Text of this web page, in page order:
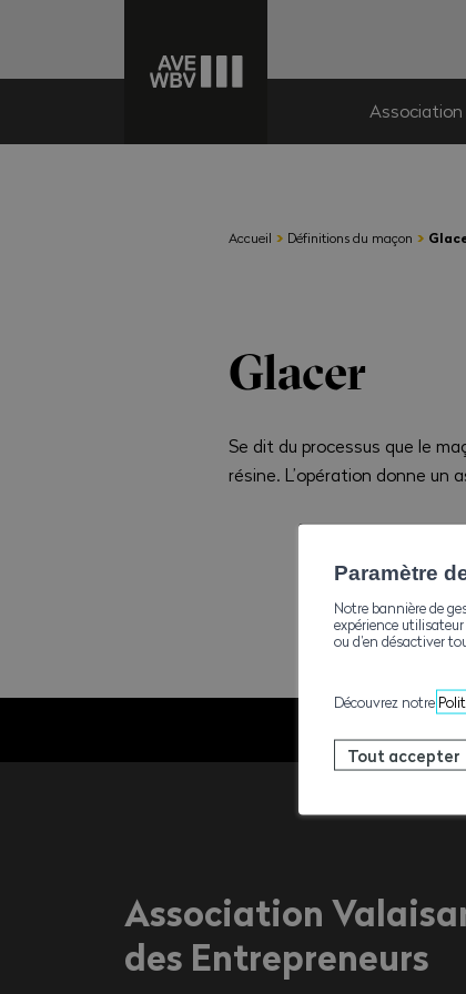
Association
Accueil › Définitions du maçon ›
Glacer
Se dit du processus que le
résine. L’opération donne un
Association
des Entrepreneurs
Paramètre
Notre bannière de
expérience
ou d’en désactiver
Découvrez notre
Tout accepter